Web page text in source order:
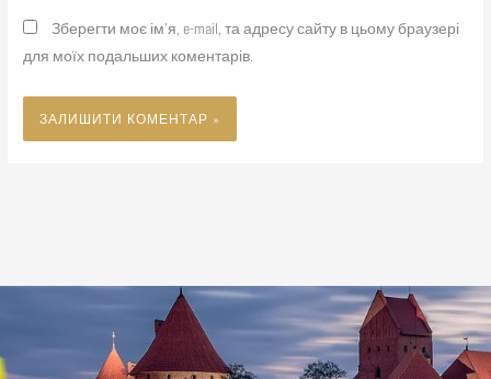
Зберегти моє ім'я, e-mail, та адресу сайту в цьому браузері
для моїх подальших коментарів.